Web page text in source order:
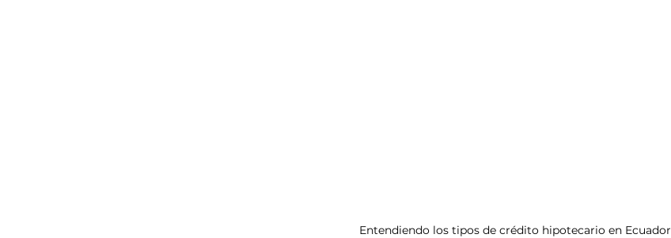
Entendiendo los tipos de crédito hipotecario en Ecuador